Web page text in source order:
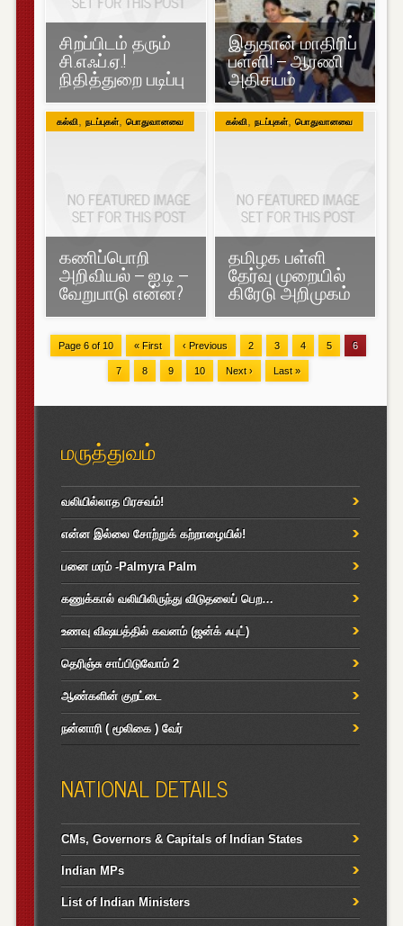
சிறப்பிடம் தரும்
சி.எஃப்.ஏ.!
நிதித்துறை படிப்பு
இதுதான் மாதிரிப்
பள்ளி! – ஆரணி
அதிசயம்
கல்வி, நடப்புகள், பொதுவானவை
கணிப்பொறி
அறிவியல் – ஐ.டி –
வேறுபாடு என்ன?
கல்வி, நடப்புகள், பொதுவானவை
தமிழக பள்ளி
தேர்வு முறையில்
கிரேடு அறிமுகம்
Page 6 of 10 « First ‹ Previous 2 3 4 5 6
7 8 9 10 Next › Last »
மருத்துவம்
வலியில்லாத பிரசவம்!
என்ன இல்லை சோற்றுக் கற்றாழையில்!
பனை மரம் -Palmyra Palm
கணுக்கால் வலியிலிருந்து விடுதலைப் பெற…
உணவு விஷயத்தில் கவனம் (ஜன்க் ஃபுட்)
தெரிஞ்சு சாப்பிடுவோம் 2
ஆண்களின் குறட்டை
நன்னாரி ( மூலிகை ) வேர்
NATIONAL DETAILS
CMs, Governors & Capitals of Indian States
Indian MPs
List of Indian Ministers